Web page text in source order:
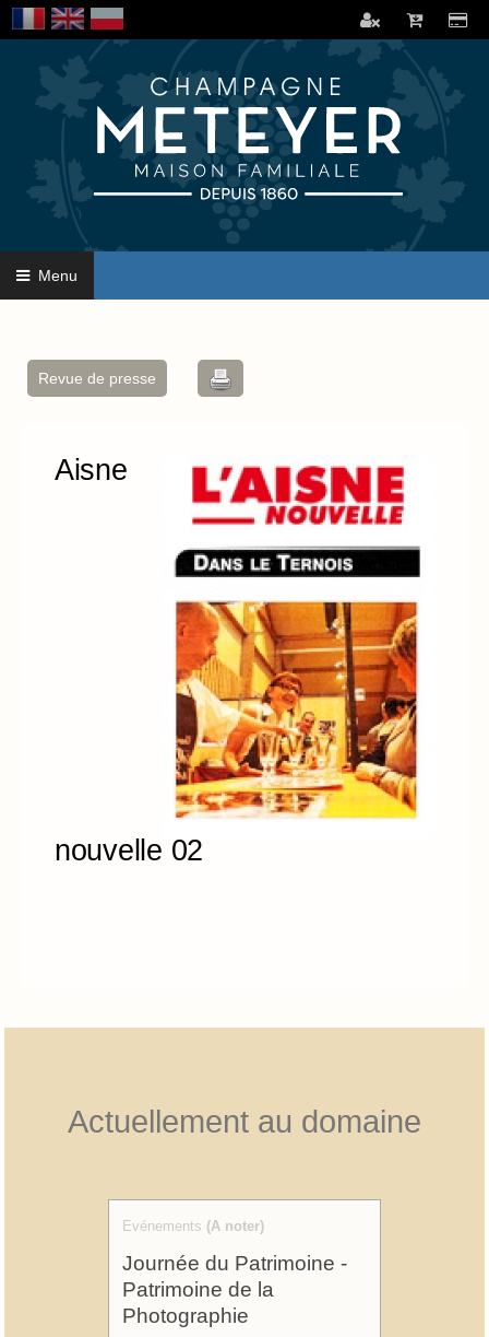
Menu
Revue de presse
Aisne
nouvelle 02
Actuellement au domaine
Evénements (A noter)
Journée du Patrimoine -
Patrimoine de la
Photographie